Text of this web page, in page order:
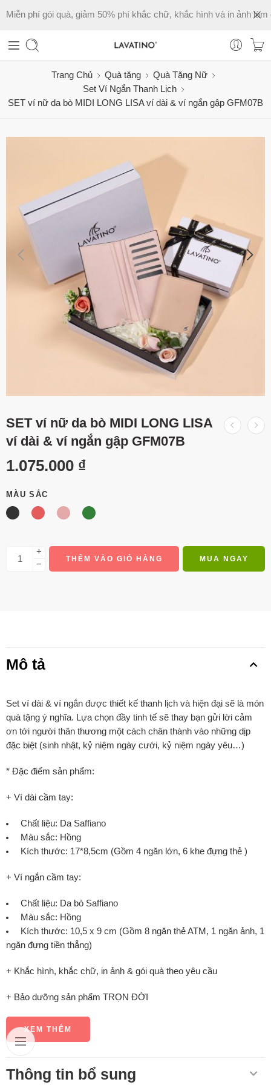
Miễn phí gói quà, giảm 50% phí khắc chữ, khắc hình và in ảnh làm
Trang Chủ Quà tặng
Quà Tặng Nữ
Set Ví Ngắn Thanh Lịch
SET ví nữ da bò MIDI LONG LISA ví dài & ví ngắn gập GFM07B
SET ví nữ da bò MIDI LONG LISA
ví dài & ví ngắn gập GFM07B
1.075.000 ₫
MÀU SẮC
+
−
THÊM VÀO GIỎ HÀNG MUA NGAY
Mô tả
Set ví dài & ví ngắn được thiết kế thanh lịch và hiện đại sẽ là món
quà tặng ý nghĩa. Lựa chọn đầy tinh tế sẽ thay bạn gửi lời cảm
ơn tới người thân thương một cách chân thành vào những dịp
đặc biệt (sinh nhật, kỷ niệm ngày cưới, kỷ niệm ngày yêu…)
* Đặc điểm sản phẩm:
+ Ví dài cầm tay:
Chất liệu: Da Saffiano
Màu sắc: Hồng
Kích thước: 17*8,5cm (Gồm 4 ngăn lớn, 6 khe đựng thẻ )
+ Ví ngắn cầm tay:
Chất liệu: Da bò Saffiano
Màu sắc: Hồng
Kích thước: 10,5 x 9 cm (Gồm 8 ngăn thẻ ATM, 1 ngăn ảnh, 1
ngăn đựng tiền thẳng)
+ Khắc hình, khắc chữ, in ảnh & gói quà theo yêu cầu
+ Bảo dưỡng sản phẩm TRỌN ĐỜI
XEM THÊM
Thông tin bổ sung